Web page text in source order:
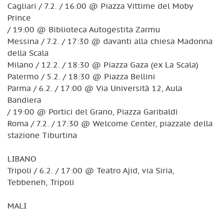
Cagliari / 7.2. / 16:00 @ Piazza Vittime del Moby
Prince
/ 19:00 @ Biblioteca Autogestita Zarmu
Messina / 7.2. / 17:30 @ davanti alla chiesa Madonna
della Scala
Milano / 12.2. / 18:30 @ Piazza Gaza (ex La Scala)
Palermo / 5.2. / 18:30 @ Piazza Bellini
Parma / 6.2. / 17:00 @ Via Università 12, Aula
Bandiera
/ 19:00 @ Portici del Grano, Piazza Garibaldi
Roma / 7.2. / 17:30 @ Welcome Center, piazzale della
stazione Tiburtina
LIBANO
Tripoli / 6.2. / 17:00 @ Teatro Ajid, via Siria,
Tebbeneh, Tripoli
MALI